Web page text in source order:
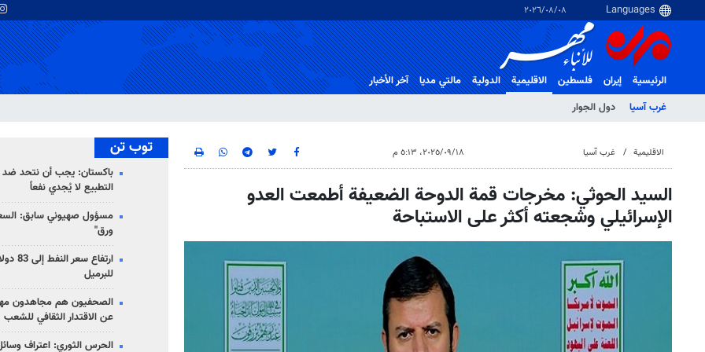
٠٨‏/٠٨‏/٢٠٢٦
الرئيسية إيران فلسطین
الاقلیمیة
غرب آسیا
دول الجوار
الدولية مالتي مدیا آخر الأخبار
الاقلیمیة غرب آسیا ١٨‏/٠٩‏/٢٠٢٥، ٥:١٣ م
السيد الحوثي: مخرجات قمة الدوحة الضعيفة أطمعت العدو
الإسرائيلي وشجعته أكثر على الاستباحة
توب تن
باكستان: يجب أن نتحد ضد
التطبيع لا يُجدي نفعاً
مسؤول صهيوني سابق:
ورق"
للبرميل
الصحفيون هم مجاهدون
عن الاقتدار الثقافي للشعب
الحرس الثوري: اعتراف